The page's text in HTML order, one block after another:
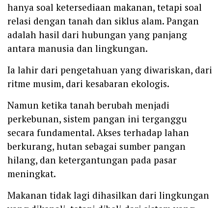
hanya soal ketersediaan makanan, tetapi soal
relasi dengan tanah dan siklus alam. Pangan
adalah hasil dari hubungan yang panjang
antara manusia dan lingkungan.
Ia lahir dari pengetahuan yang diwariskan, dari
ritme musim, dari kesabaran ekologis.
Namun ketika tanah berubah menjadi
perkebunan, sistem pangan ini terganggu
secara fundamental. Akses terhadap lahan
berkurang, hutan sebagai sumber pangan
hilang, dan ketergantungan pada pasar
meningkat.
Makanan tidak lagi dihasilkan dari lingkungan